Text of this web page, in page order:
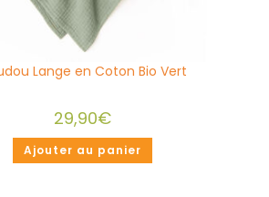
Lange en Coton Bio Vert
29,90€
Ajouter au panier